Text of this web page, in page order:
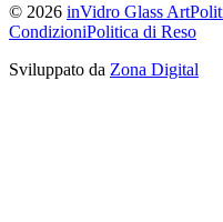
© 2026 inVidro Glass Art
CondizioniPolitica di Reso
Sviluppato da Zona Digital